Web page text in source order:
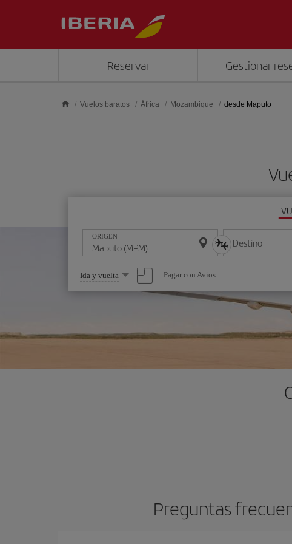
Reservar Gestionar
Vuelos baratos África Mozambique desde Maputo
ORIGEN Destino
Seleccione
una
opción
Ida y vuelta Pagar con Avios
Preguntas